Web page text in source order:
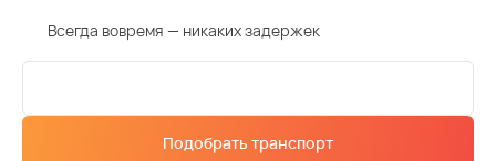
Всегда вовремя — никаких задержек
Подобрать транспорт